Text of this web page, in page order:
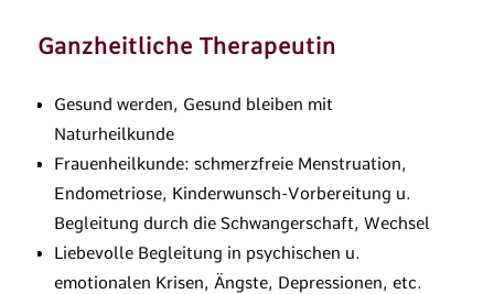
Ganzheitliche Therapeutin
Gesund werden, Gesund bleiben mit
Naturheilkunde
Frauenheilkunde: schmerzfreie Menstruation,
Endometriose, Kinderwunsch-Vorbereitung u.
Begleitung durch die Schwangerschaft, Wechsel
Liebevolle Begleitung in psychischen u.
emotionalen Krisen, Ängste, Depressionen, etc.